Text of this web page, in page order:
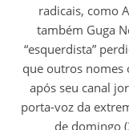
radicais, como
também Guga
“esquerdista”
que outros nomes
após seu canal
porta-voz da
de domingo